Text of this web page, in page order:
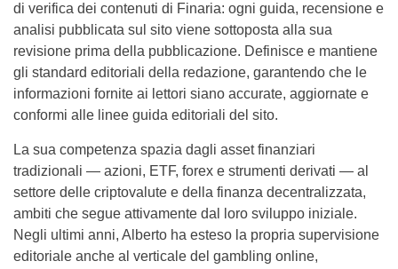
di verifica dei contenuti di Finaria: ogni guida, recensione e
analisi pubblicata sul sito viene sottoposta alla sua
revisione prima della pubblicazione. Definisce e mantiene
gli standard editoriali della redazione, garantendo che le
informazioni fornite ai lettori siano accurate, aggiornate e
conformi alle linee guida editoriali del sito.
La sua competenza spazia dagli asset finanziari
tradizionali — azioni, ETF, forex e strumenti derivati — al
settore delle criptovalute e della finanza decentralizzata,
ambiti che segue attivamente dal loro sviluppo iniziale.
Negli ultimi anni, Alberto ha esteso la propria supervisione
editoriale anche al verticale del gambling online,